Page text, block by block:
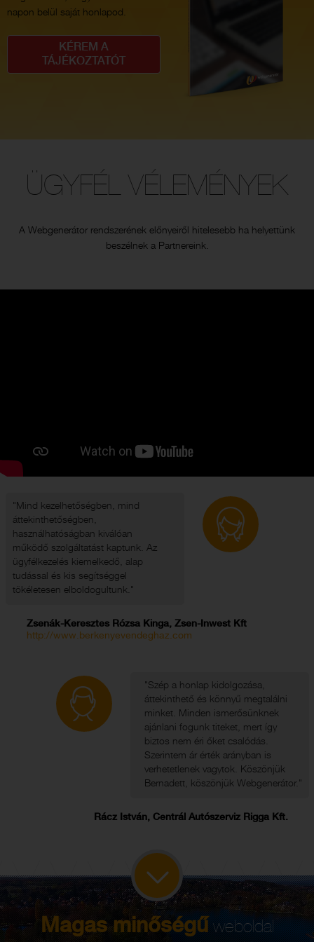
napon belül saját honlapod.
KÉREM A
TÁJÉKOZTATÓT
ÜGYFÉL VÉLEMÉNYEK
A Webgenerátor rendszerének előnyeiről hitelesebb ha helyettünk
beszélnek a Partnereink.
"Mind kezelhetőségben, mind
áttekinthetőségben,
használhatóságban kiválóan
működő szolgáltatást kaptunk. Az
ügyfélkezelés kiemelkedő, alap
tudással és kis segítséggel
tökéletesen elboldogultunk."
Zsenák-Keresztes Rózsa Kinga, Zsen-Inwest Kft
http://www.berkenyevendeghaz.com
"Szép a honlap kidolgozása,
áttekinthető és könnyű megtalálni
minket. Minden ismerősünknek
ajánlani fogunk titeket, mert így
biztos nem éri őket csalódás.
Szerintem ár érték arányban is
verhetetlenek vagytok. Köszönjük
Bernadett, köszönjük Webgenerátor."
Rácz István, Centrál Autószerviz Rigga Kft.
Magas minőségűweboldal